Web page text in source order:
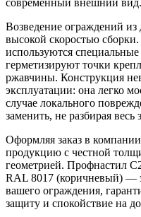
современный внешний вид.
Возведение ограждений из
высокой скоростью
используются
герметизируют точки
ржавчины. Конструкция
эксплуатации: она легко
случае локального
заменить, не разбирая весь
Оформляя заказ в
продукцию с честной
геометрией. Профнастил
RAL 8017 (коричневый) —
вашего ограждения,
защиту и спокойствие на